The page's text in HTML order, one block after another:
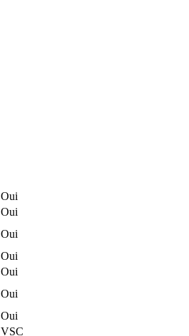
Oui
Oui
Oui
Oui
Oui
Oui
Oui
VSC